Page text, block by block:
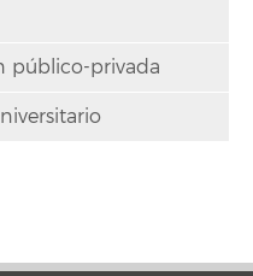
público-privada